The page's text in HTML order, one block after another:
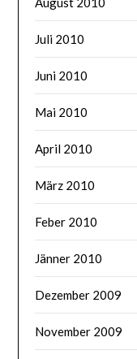
Juli 2010
Juni 2010
Mai 2010
April 2010
März 2010
Feber 2010
Jänner 2010
Dezember 2009
November 2009